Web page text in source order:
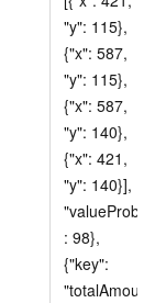
"y": 115},
{"x": 587,
"y": 115},
{"x": 587,
"y": 140},
{"x": 421,
"y": 140}],
"valueProb"
: 98},
{"key":
"totalAmou